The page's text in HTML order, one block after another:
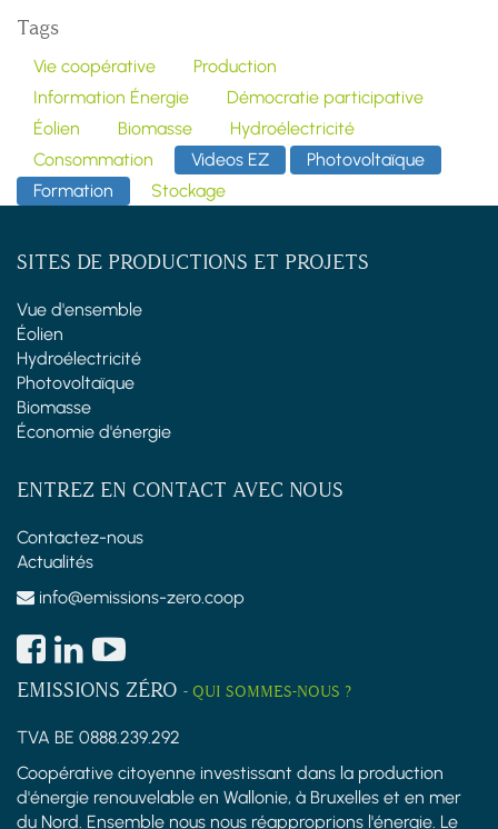
Tags
Vie coopérative
Production
Information Énergie
Démocratie participative
Éolien
Biomasse
Hydroélectricité
Consommation
Videos EZ
Photovoltaïque
Formation
Stockage
SITES DE PRODUCTIONS ET PROJETS
Vue d'ensemble
Éolien
Hydroélectricité
Photovoltaïque
Biomasse
Économie d'énergie
ENTREZ EN CONTACT AVEC NOUS
Contactez-nous
Actualités
info@emissions-zero.coop
EMISSIONS ZÉRO - QUI SOMMES-NOUS ?
TVA BE 0888.239.292
Coopérative citoyenne investissant dans la production
d'énergie renouvelable en Wallonie, à Bruxelles et en mer
du Nord. Ensemble nous nous réapproprions l'énergie. Le